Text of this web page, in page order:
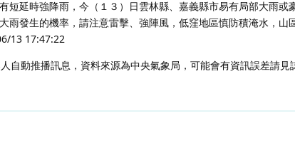
短延時強降雨，今（１３）日雲林縣、嘉義縣市易有局部大雨或
雨發生的機率，請注意雷擊、強陣風，低窪地區慎防積淹水，山
13 17:47:22
自動推播訊息，資料來源為中央氣象局，可能會有資訊誤差請見